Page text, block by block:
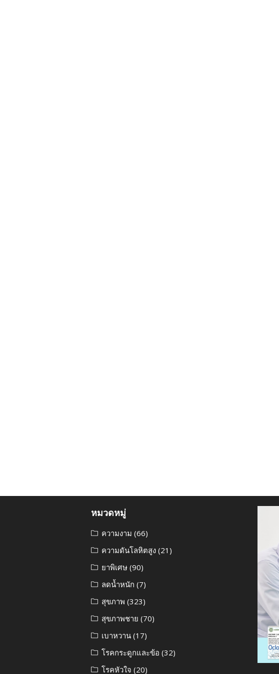
หมวดหมู่
ความงาม (66)
ความดันโลหิตสูง (21)
ยาพิเศษ (90)
ลดน้ำหนัก (7)
สุขภาพ (323)
สุขภาพชาย (70)
เบาหวาน (17)
โรคกระดูกและข้อ (32)
โรคหัวใจ (20)